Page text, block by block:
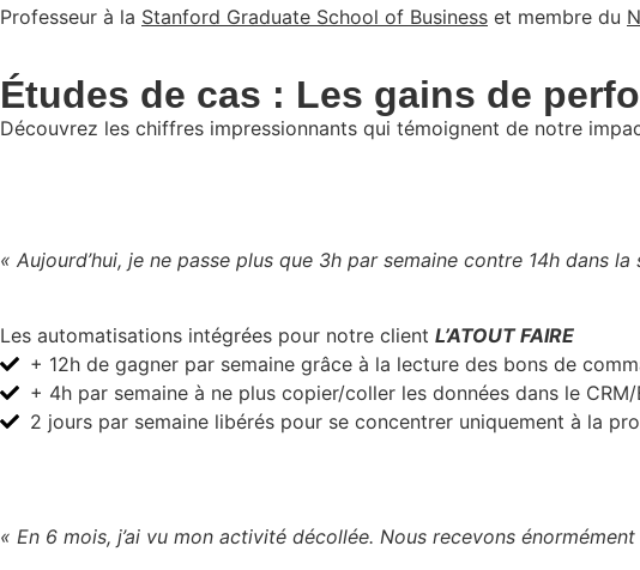
Professeur à la Stanford Graduate School of Business et membre du
Études de cas : Les gains de
Découvrez les chiffres impressionnants qui témoignent de notre
« Aujourd’hui, je ne passe plus que 3h par semaine contre 14h dans
Les automatisations intégrées pour notre client L’ATOUT FAIRE
+ 12h de gagner par semaine grâce à la lecture des bons de
+ 4h par semaine à ne plus copier/coller les données dans le CRM/
2 jours par semaine libérés pour se concentrer uniquement à la
« En 6 mois, j’ai vu mon activité décollée. Nous recevons